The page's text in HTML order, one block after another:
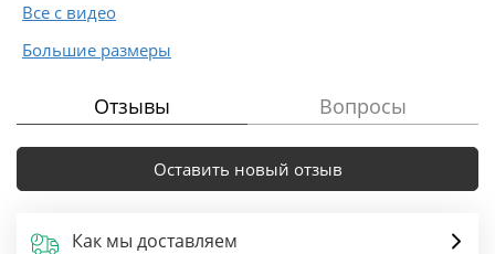
Все с видео
Большие размеры
Отзывы Вопросы
Оставить новый отзыв
Как мы доставляем